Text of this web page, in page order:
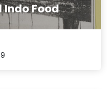
Indo Food